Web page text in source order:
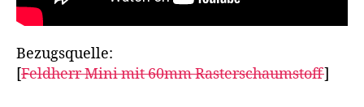
Bezugsquelle:
[Feldherr Mini mit 60mm Rasterschaumstoff]